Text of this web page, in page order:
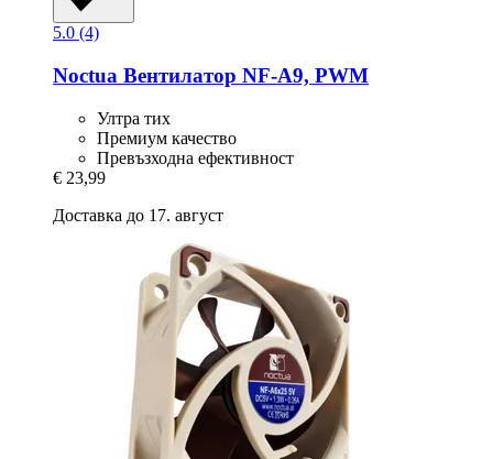
5.0 (4)
Noctua Вентилатор NF-​A9, PWM
Ултра тих
Премиум качество
Превъзходна ефективност
€ 23,99
Доставка до 17. август